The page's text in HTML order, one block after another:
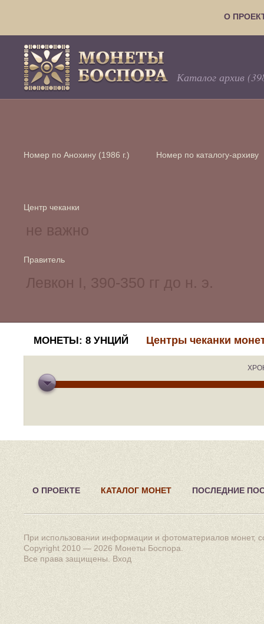
О
Каталог архив
Номер по Анохину (1986 г.) Номер по каталогу-архиву
Центр чеканки
Правитель
МОНЕТЫ: 8 УНЦИЙ Центры чеканки
О ПРОЕКТЕ КАТАЛОГ МОНЕТ ПОСЛЕДНИЕ
При использовании информации и фотоматериалов монет,
Copyright 2010 — 2026 Монеты Боспора
Все права защищены. Вход